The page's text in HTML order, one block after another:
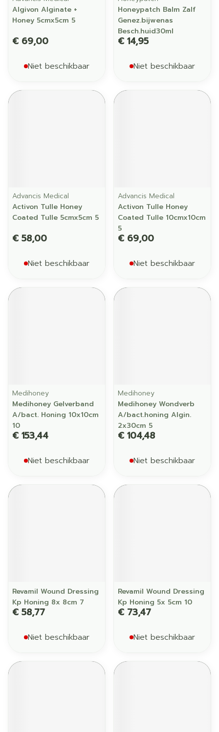
Algivon Alginate +
Honey 5cmx5cm 5
€ 69,00
Niet beschikbaar
Honeypatch Balm Zalf
Genez.bijwenas
Besch.huid30ml
€ 14,95
Niet beschikbaar
Advancis Medical
Activon Tulle Honey
Coated Tulle 5cmx5cm 5
€ 58,00
Niet beschikbaar
Advancis Medical
Activon Tulle Honey
Coated Tulle 10cmx10cm
5
€ 69,00
Niet beschikbaar
Medihoney
Medihoney Gelverband
A/bact. Honing 10x10cm
10
€ 153,44
Niet beschikbaar
Medihoney
Medihoney Wondverb
A/bact.honing Algin.
2x30cm 5
€ 104,48
Niet beschikbaar
Revamil Wound Dressing
Kp Honing 8x 8cm 7
€ 58,77
Niet beschikbaar
Revamil Wound Dressing
Kp Honing 5x 5cm 10
€ 73,47
Niet beschikbaar